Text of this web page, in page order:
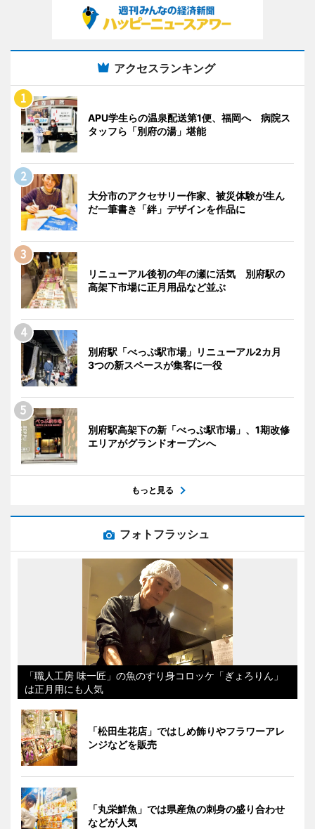
アクセスランキング
APU学生らの温泉配送第1便、福岡へ 病院ス
タッフら「別府の湯」堪能
大分市のアクセサリー作家、被災体験が生ん
だ一筆書き「絆」デザインを作品に
リニューアル後初の年の瀬に活気 別府駅の
高架下市場に正月用品など並ぶ
別府駅「べっぷ駅市場」リニューアル2カ月
3つの新スペースが集客に一役
別府駅高架下の新「べっぷ駅市場」、1期改修
エリアがグランドオープンへ
もっと見る
フォトフラッシュ
「職人工房 味一匠」の魚のすり身コロッケ「ぎょろりん」
は正月用にも人気
「松田生花店」ではしめ飾りやフラワーアレ
ンジなどを販売
「丸栄鮮魚」では県産魚の刺身の盛り合わせ
などが人気